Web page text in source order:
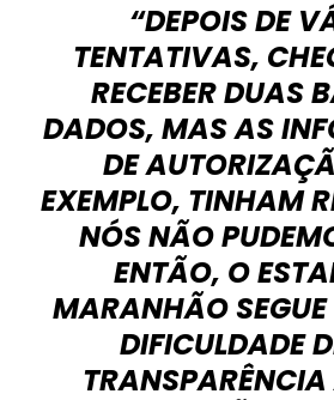
“DEPOIS DE
TENTATIVAS,
RECEBER DUAS
DADOS, MAS AS
DE
EXEMPLO, TINHAM
NÓS NÃO
ENTÃO, O
MARANHÃO
DIFICULDADE